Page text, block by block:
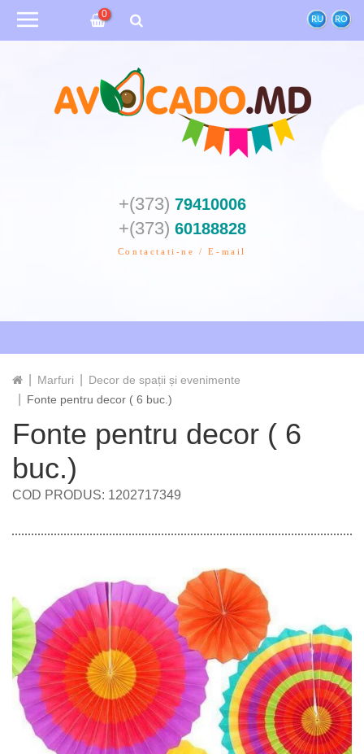
RU RO
0
+(373) 79410006
+(373) 60188828
Contactati-ne / E-mail
Marfuri
Decor de spații și evenimente
Fonte pentru decor ( 6 buc.)
Fonte pentru decor ( 6
buc.)
COD PRODUS: 1202717349